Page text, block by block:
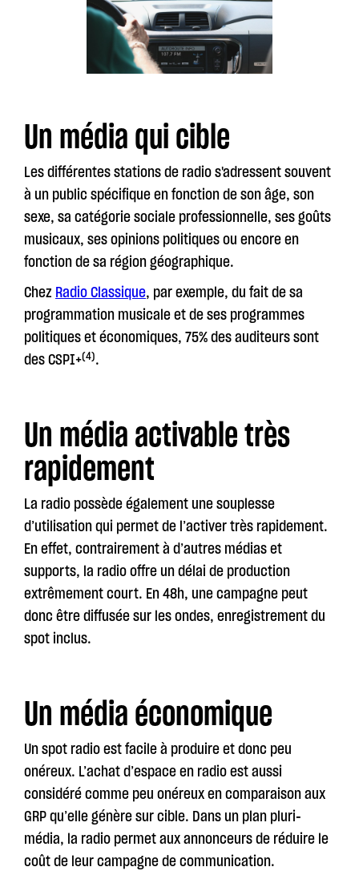
Un média qui cible
Les différentes stations de radio s'adressent souvent
à un public spécifique en fonction de son âge, son
sexe, sa catégorie sociale professionnelle, ses goûts
musicaux, ses opinions politiques ou encore en
fonction de sa région géographique.
Chez Radio Classique, par exemple, du fait de sa
programmation musicale et de ses programmes
politiques et économiques, 75% des auditeurs sont
des CSPI+(4).
Un média activable très
rapidement
La radio possède également une souplesse
d’utilisation qui permet de l’activer très rapidement.
En effet, contrairement à d’autres médias et
supports, la radio offre un délai de production
extrêmement court. En 48h, une campagne peut
donc être diffusée sur les ondes, enregistrement du
spot inclus.
Un média économique
Un spot radio est facile à produire et donc peu
onéreux. L’achat d’espace en radio est aussi
considéré comme peu onéreux en comparaison aux
GRP qu’elle génère sur cible. Dans un plan pluri-
média, la radio permet aux annonceurs de réduire le
coût de leur campagne de communication.